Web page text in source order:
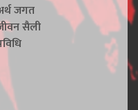
जगत
सैली